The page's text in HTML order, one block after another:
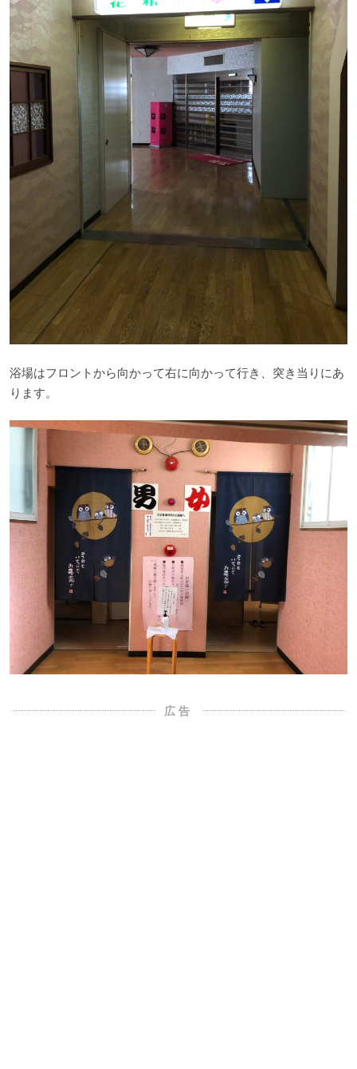
浴場はフロントから向かって右に向かって行き、突き当りにあ
ります。